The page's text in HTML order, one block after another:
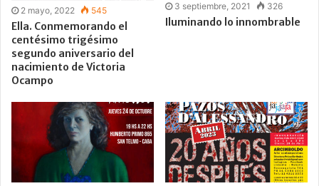
2 mayo, 2022 545
Ella. Conmemorando el
centésimo trigésimo
segundo aniversario del
nacimiento de Victoria
Ocampo
3 septiembre, 2021 326
Iluminando lo innombrable